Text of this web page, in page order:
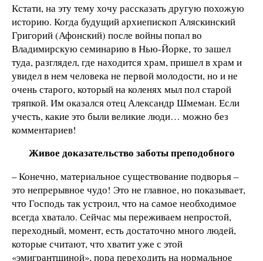
Кстати, на эту тему хочу рассказать другую похожую
историю. Когда будущий архиепископ Аляскинский
Григорий (Афонский) после войны попал во
Владимирскую семинарию в Нью-Йорке, то зашел
туда, разглядел, где находится храм, пришел в храм и
увидел в нем человека не первой молодости, но и не
очень старого, который на коленях мыл пол старой
тряпкой. Им оказался отец Александр Шмеман. Если
учесть, какие это были великие люди… можно без
комментариев!
Живое доказательство заботы преподобного
– Конечно, материальное существование подворья –
это непрерывное чудо! Это не главное, но показывает,
что Господь так устроил, что на самое необходимое
всегда хватало. Сейчас мы переживаем непростой,
переходный, момент, есть достаточно много людей,
которые считают, что хватит уже с этой
«эмигрантщиной», пора переходить на нормальное